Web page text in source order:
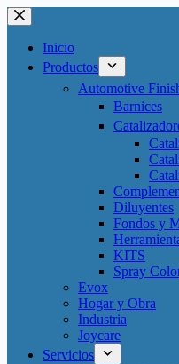
Saltar
al
contenido
Inicio
Productos
Automotive
Barnices
Diluyentes
Fondos y
KITS
Spray
Evox
Hogar y Obra
Industria
Joycare
Servicios